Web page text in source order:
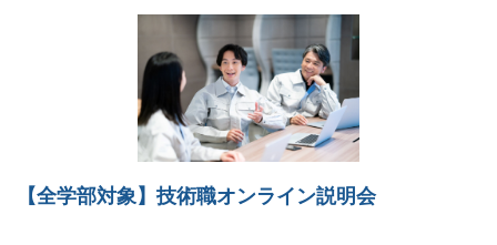
【全学部対象】技術職オンライン説明会